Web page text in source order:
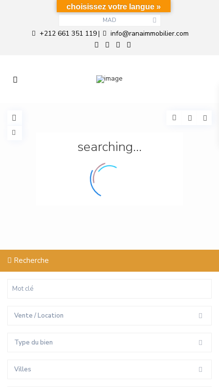
MAD
+212 661 351 119| info@ranaimmobilier.com
searching...
Recherche
Vente / Location
Type du bien
Villes
choisissez votre langue »